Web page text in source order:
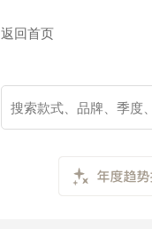
返回首页